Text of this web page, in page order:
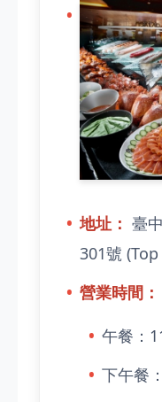
地址： 臺
301號
營業時間：
午餐：
下午餐